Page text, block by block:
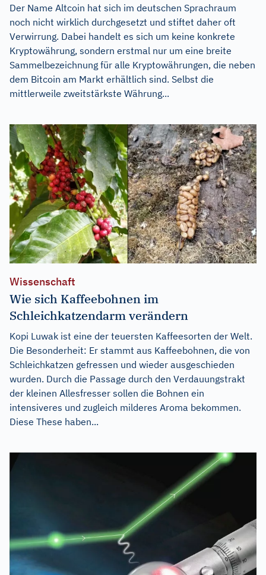
Der Name Altcoin hat sich im deutschen Sprachraum
noch nicht wirklich durchgesetzt und stiftet daher oft
Verwirrung. Dabei handelt es sich um keine konkrete
Kryptowährung, sondern erstmal nur um eine breite
Sammelbezeichnung für alle Kryptowährungen, die neben
dem Bitcoin am Markt erhältlich sind. Selbst die
mittlerweile zweitstärkste Währung...
Wissenschaft
Wie sich Kaffeebohnen im
Schleichkatzendarm verändern
Kopi Luwak ist eine der teuersten Kaffeesorten der Welt.
Die Besonderheit: Er stammt aus Kaffeebohnen, die von
Schleichkatzen gefressen und wieder ausgeschieden
wurden. Durch die Passage durch den Verdauungstrakt
der kleinen Allesfresser sollen die Bohnen ein
intensiveres und zugleich milderes Aroma bekommen.
Diese These haben...